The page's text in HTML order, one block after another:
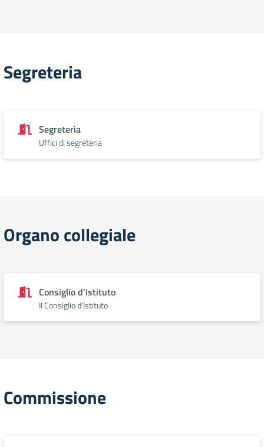
Segreteria
Segreteria
Uffici di segreteria
Organo collegiale
Consiglio d'Istituto
Il Consiglio d'Istituto
Commissione